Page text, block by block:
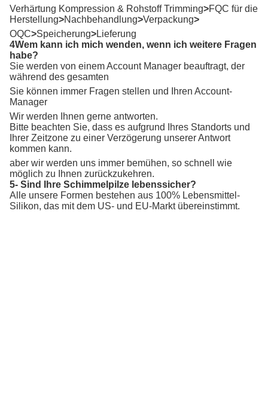
Verhärtung Kompression & Rohstoff Trimming>FQC für die
Herstellung>Nachbehandlung>Verpackung>
OQC>Speicherung>Lieferung
4Wem kann ich mich wenden, wenn ich weitere Fragen
habe?
Sie werden von einem Account Manager beauftragt, der
während des gesamten
Sie können immer Fragen stellen und Ihren Account-
Manager
Wir werden Ihnen gerne antworten.
Bitte beachten Sie, dass es aufgrund Ihres Standorts und
Ihrer Zeitzone zu einer Verzögerung unserer Antwort
kommen kann.
aber wir werden uns immer bemühen, so schnell wie
möglich zu Ihnen zurückzukehren.
5- Sind Ihre Schimmelpilze lebenssicher?
Alle unsere Formen bestehen aus 100% Lebensmittel-
Silikon, das mit dem US- und EU-Markt übereinstimmt.